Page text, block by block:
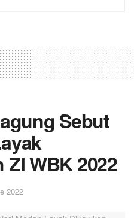
Sebut
WBK 2022
2022